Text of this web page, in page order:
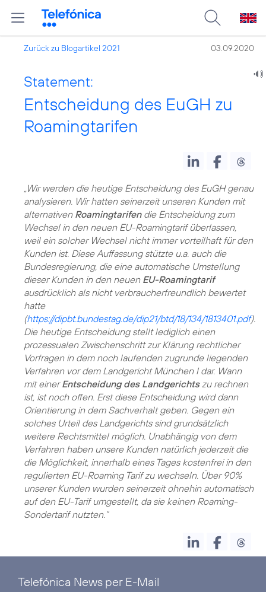
Zurück zu Blogartikel 2021 03.09.2020
Statement:
Entscheidung des EuGH zu
Roamingtarifen
„Wir werden die heutige Entscheidung des EuGH genau
analysieren. Wir hatten seinerzeit unseren Kunden mit
alternativen Roamingtarifendie Entscheidung zum
Wechsel in den neuen EU-Roamingtarif überlassen,
weil ein solcher Wechsel nicht immer vorteilhaft für den
Kunden ist. Diese Auffassung stützte u.a. auch die
Bundesregierung, die eine automatische Umstellung
dieser Kunden in den neuen EU-Roamingtarif
ausdrücklich als nicht verbraucherfreundlich bewertet
hatte
(https://dipbt.bundestag.de/dip21/btd/18/134/1813401.pdf).
Die heutige Entscheidung stellt lediglich einen
prozessualen Zwischenschritt zur Klärung rechtlicher
Vorfragen in dem noch laufenden zugrunde liegenden
Verfahren vor dem Landgericht München I dar. Wann
mit einerEntscheidung des Landgerichtszu rechnen
ist, ist noch offen. Erst diese Entscheidung wird dann
Orientierung in dem Sachverhalt geben. Gegen ein
solches Urteil des Landgerichts sind grundsätzlich
weitere Rechtsmittel möglich. Unabhängig von dem
Verfahren haben unsere Kunden natürlich jederzeit die
die Möglichkeit, innerhalb eines Tages kostenfrei in den
regulierten EU-Roaming Tarif zu wechseln. Über 90%
unserer Kunden wurden seinerzeit ohnehin automatisch
auf den EU-Tarif umgestellt, da sie keinen Roaming-
Sondertarif nutzten.“
Telefónica News per E-Mail